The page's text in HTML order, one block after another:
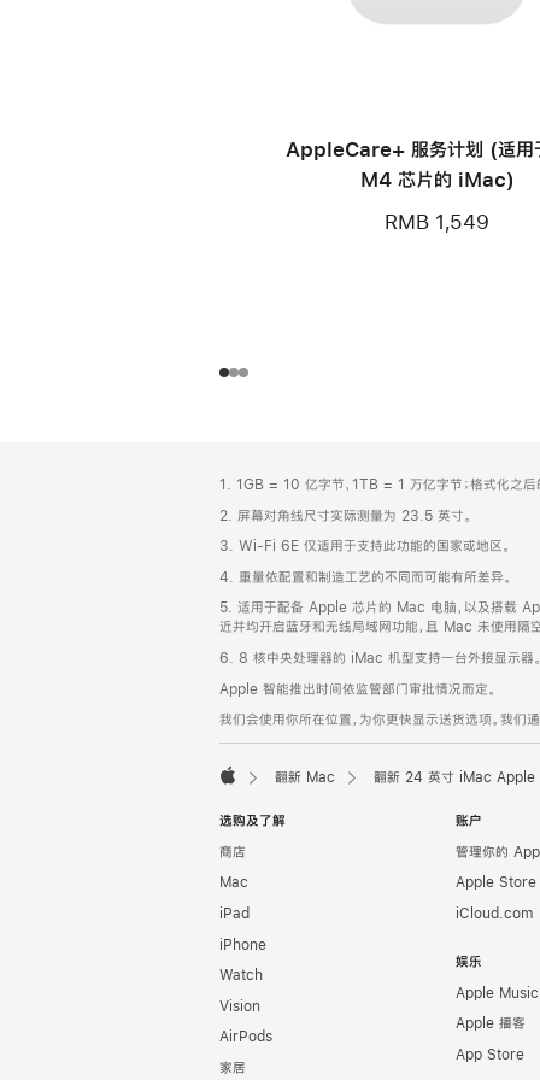
AppleCare+ 服务计划 (适用
M4 芯片的 iMac)
RMB 1,549
页
脚
注
1. 1GB = 10 亿字节，1TB = 1 万亿字节；格式化之后
2. 屏幕对角线尺寸实际测量为 23.5 英寸。
3. Wi-Fi 6E 仅适用于支持此功能的国家或地区。
4. 重量依配置和制造工艺的不同而可能有所差异。
5. 适用于配备 Apple 芯片的 Mac 电脑，以及搭载
近并均开启蓝牙和无线局域网功能，且 Mac 未使用
6. 8 核中央处理器的 iMac 机型支持一台外接显示器
Apple 智能推出时间依监管部门审批情况而定。
我们会使用你所在位置，为你更快显示送货选项。我
翻新 Mac 翻新 24 英寸 iMac Apple
选购及了解
商店
Mac
iPad
iPhone
Watch
Vision
AirPods
家居
账户
管理你的
Apple Store
iCloud.com
娱乐
Apple Music
Apple 播客
App Store